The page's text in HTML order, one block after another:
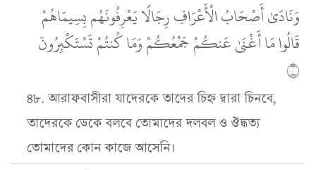
وَنَادَىٰ أَصْحَابُ الْأَعْرَافِ رِجَالًا يَعْرِفُونَهُم بِسِيمَاهُمْ
قَالُوا مَا أَغْنَىٰ عَنكُمْ جَمْعُكُمْ وَمَا كُنتُمْ تَسْتَكْبِرُونَ
۝
৪৮. আরাফবাসীরা যাদেরকে তাদের চিহ্ন দ্বারা চিনবে,
তাদেরকে ডেকে বলবে তোমাদের দলবল ও ঔদ্ধত্য
তোমাদের কোন কাজে আসেনি।